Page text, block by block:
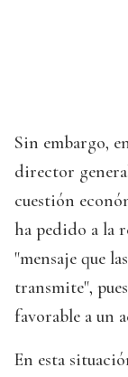
Sin embargo,
director
cuestión
ha pedido a la
"mensaje que
transmite",
favorable a un
En esta